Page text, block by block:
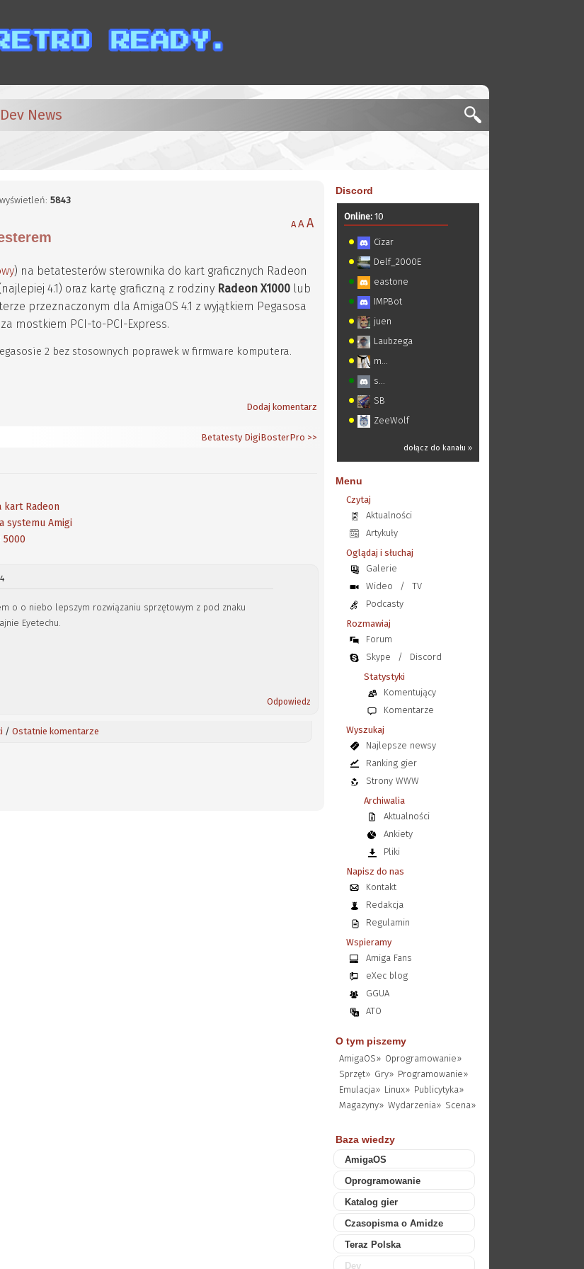
News
5843
A AA
) na betatesterów sterownika do kart graficznych Radeon
4.1) oraz kartę graficzną z rodziny Radeon X1000 lub
przeznaczonym dla AmigaOS 4.1 z wyjątkiem Pegasosa
mostkiem PCI-to-PCI-Express.
2 bez stosownych poprawek w firmware komputera.
Dodaj komentarz
Betatesty DigiBosterPro >>
kart Radeon
systemu Amigi
5000
o o niebo lepszym rozwiązaniu sprzętowym z pod znaku
Eyetechu.
Odpowiedz
/ Ostatnie komentarze
Discord
Online:10
Cizar
Delf_2000E
eastone
IMPBot
juen
Laubzega
m...
s...
SB
ZeeWolf
dołącz do kanału »
Menu
Czytaj
Aktualności
Artykuły
Oglądaj i słuchaj
Galerie
Wideo
/
TV
Podcasty
Rozmawiaj
Forum
Skype
/
Discord
Statystyki
Komentujący
Komentarze
Wyszukaj
Najlepsze newsy
Ranking gier
Strony WWW
Archiwalia
Aktualności
Ankiety
Pliki
Napisz do nas
Kontakt
Redakcja
Regulamin
Wspieramy
Amiga Fans
eXec blog
GGUA
ATO
O tym piszemy
AmigaOS» Oprogramowanie»
Sprzęt» Gry» Programowanie»
Emulacja» Linux» Publicytyka»
Magazyny» Wydarzenia» Scena»
Baza wiedzy
AmigaOS
Oprogramowanie
Katalog gier
Czasopisma o Amidze
Teraz Polska
Dev